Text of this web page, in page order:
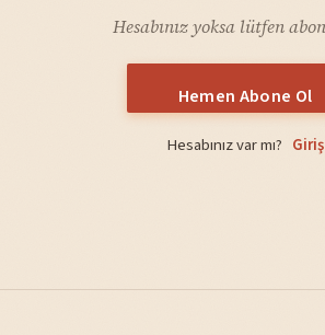
Hesabınız yoksa lütfen
Hemen Abone Ol
Hesabınız var mı? Giriş